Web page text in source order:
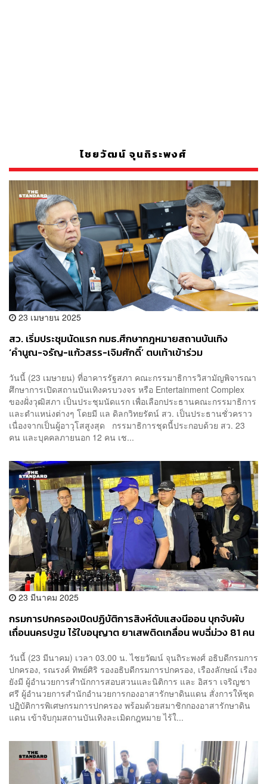
ไชยวัฒน์ จุนถิระพงศ์
23 เมษายน 2025
สว. เริ่มประชุมนัดแรก กมธ.ศึกษากฎหมายสถานบันเทิง
‘คำนูณ-จรัญ-แก้วสรร-เจิมศักดิ์’ ตบเท้าเข้าร่วม
วันนี้ (23 เมษายน) ที่อาคารรัฐสภา คณะกรรมาธิการวิสามัญพิจารณา
ศึกษาการเปิดสถานบันเทิงครบวงจร หรือ Entertainment Complex
ของฝั่งวุฒิสภา เป็นประชุมนัดแรก เพื่อเลือกประธานคณะกรรมาธิการ
และตำแหน่งต่างๆ โดยมี แล ดิลกวิทยรัตน์ สว. เป็นประธานชั่วคราว
เนื่องจากเป็นผู้อาวุโสสูงสุด กรรมาธิการชุดนี้ประกอบด้วย สว. 23
คน และบุคคลภายนอก 12 คน เช...
23 มีนาคม 2025
กรมการปกครองเปิดปฏิบัติการสิงห์ดับแสงนีออน บุกจับผับ
เถื่อนนครปฐม ไร้ใบอนุญาต ยาเสพติดเกลื่อน พบฉี่ม่วง 81 คน
วันนี้ (23 มีนาคม) เวลา 03.00 น. ไชยวัฒน์ จุนถิระพงศ์ อธิบดีกรมการ
ปกครอง, รณรงค์ ทิพย์ศิริ รองอธิบดีกรมการปกครอง, เรืองลักษณ์ เรือง
ยังมี ผู้อำนวยการสำนักการสอบสวนและนิติการ และ อิสรา เจริญชา
ศรี ผู้อำนวยการสำนักอำนวยการกองอาสารักษาดินแดน สั่งการให้ชุด
ปฏิบัติการพิเศษกรมการปกครอง พร้อมด้วยสมาชิกกองอาสารักษาดิน
แดน เข้าจับกุมสถานบันเทิงละเมิดกฎหมาย ไร้ใ...